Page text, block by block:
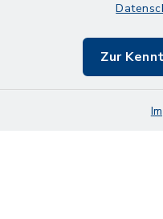
Zur